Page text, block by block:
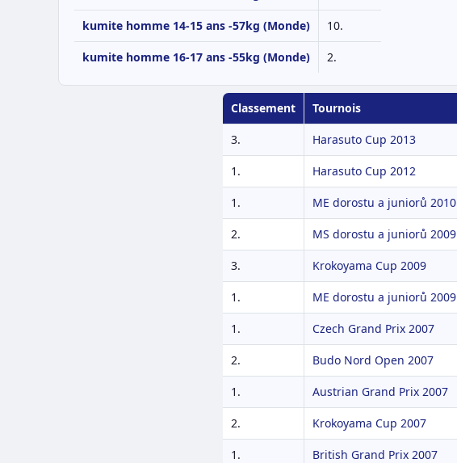
kumite homme 14-15 ans -57kg (Monde) 10.
kumite homme 16-17 ans -55kg (Monde) 2.
Classement Tournois
3. Harasuto Cup 2013
1. Harasuto Cup 2012
1. ME dorostu a juniorů 2010
2. MS dorostu a juniorů 2009
3. Krokoyama Cup 2009
1. ME dorostu a juniorů 2009
1. Czech Grand Prix 2007
2. Budo Nord Open 2007
1. Austrian Grand Prix 2007
2. Krokoyama Cup 2007
1. British Grand Prix 2007